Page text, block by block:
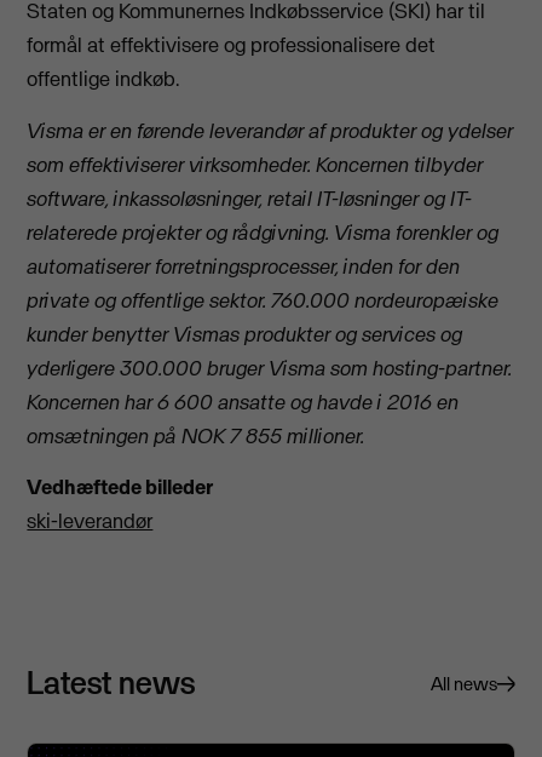
Staten og Kommunernes Indkøbsservice (SKI) har til
formål at effektivisere og professionalisere det
offentlige indkøb.
Visma er en førende leverandør af produkter og ydelser
som effektiviserer virksomheder. Koncernen tilbyder
software, inkassoløsninger, retail IT-løsninger og IT-
relaterede projekter og rådgivning. Visma forenkler og
automatiserer forretningsprocesser, inden for den
private og offentlige sektor. 760.000 nordeuropæiske
kunder benytter Vismas produkter og services og
yderligere 300.000 bruger Visma som hosting-partner.
Koncernen har 6 600 ansatte og havde i 2016 en
omsætningen på NOK 7 855 millioner.
Vedhæftede billeder
ski-leverandør
Latest news All news